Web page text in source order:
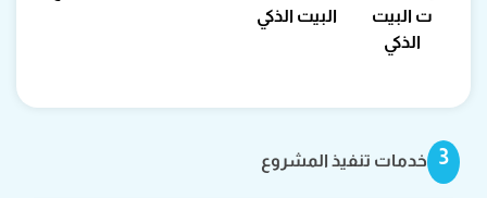
ت البيت
الذكي
البيت الذكي
3 خدمات تنفيذ المشروع